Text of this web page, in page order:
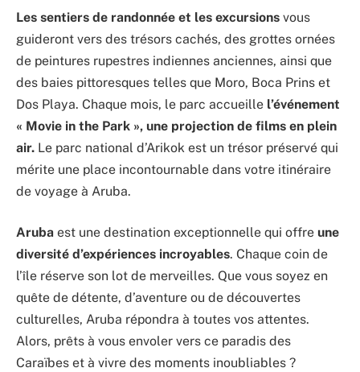
Les sentiers de randonnée et les excursions vous
guideront vers des trésors cachés, des grottes ornées
de peintures rupestres indiennes anciennes, ainsi que
des baies pittoresques telles que Moro, Boca Prins et
Dos Playa. Chaque mois, le parc accueille l’événement
« Movie in the Park », une projection de films en plein
air. Le parc national d’Arikok est un trésor préservé qui
mérite une place incontournable dans votre itinéraire
de voyage à Aruba.
Aruba est une destination exceptionnelle qui offre une
diversité d’expériences incroyables. Chaque coin de
l’île réserve son lot de merveilles. Que vous soyez en
quête de détente, d’aventure ou de découvertes
culturelles, Aruba répondra à toutes vos attentes.
Alors, prêts à vous envoler vers ce paradis des
Caraïbes et à vivre des moments inoubliables ?